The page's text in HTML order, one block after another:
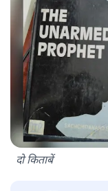
दो किताबें